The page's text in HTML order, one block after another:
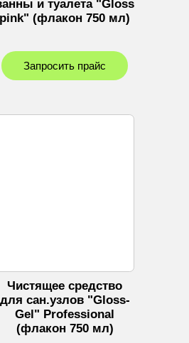
и туалета "Gloss
pink" (флакон 750 мл)
Запросить прайс
Чистящее средство
для сан.узлов "Gloss-
Gel" Professional
(флакон 750 мл)